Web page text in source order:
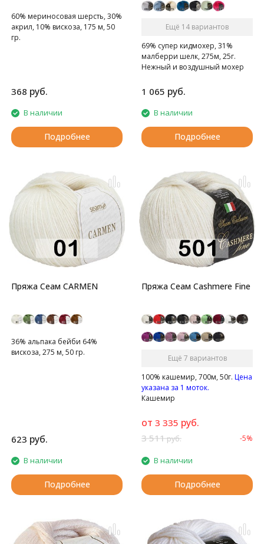
60% мериносовая шерсть, 30%
акрил, 10% вискоза, 175 м, 50
гр.
368 руб.
В наличии
Подробнее
Ещё 14 вариантов
69% супер кидмохер, 31%
малберри шелк, 275м, 25г.
Нежный и воздушный мохер
1 065 руб.
В наличии
Подробнее
Пряжа Сеам CARMEN
36% альпака бейби 64%
вискоза, 275 м, 50 гр.
623 руб.
В наличии
Подробнее
Пряжа Сеам Cashmere Fine
Ещё 7 вариантов
100% кашемир, 700м, 50г. Цена
указана за 1 моток.
Кашемир
от 3 335 руб.
3 511руб. -5%
В наличии
Подробнее